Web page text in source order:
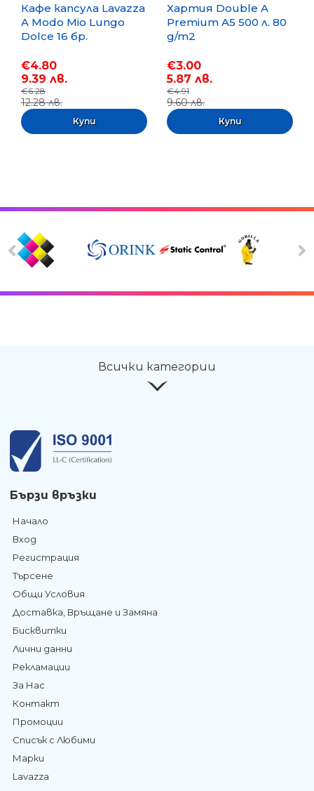
Кафе капсула Lavazza
A Modo Mio Lungo
Dolce 16 бр.
€4.80
9.39 лв.
€6.28
12.28 лв.
Хартия Double A
Premium A5 500 л. 80
g/m2
€3.00
5.87 лв.
€4.91
9.60 лв.
Всички категории
Бързи връзки
Начало
Вход
Регистрация
Търсене
Общи Условия
Доставка, Връщане и Замяна
Бисквитки
Лични данни
Рекламации
За Нас
Контакт
Промоции
Списък с Любими
Марки
Lavazza